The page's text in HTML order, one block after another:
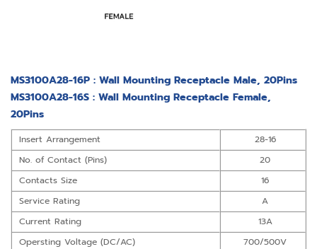
MS3100A28-16P : Wall Mounting Receptacle Male, 20Pins
MS3100A28-16S : Wall Mounting Receptacle Female,
20Pins
Insert Arrangement
28-16
No. of Contact (Pins)
20
Contacts Size
16
Service Rating
A
Current Rating
13A
Opersting Voltage (DC/AC)
700/500V